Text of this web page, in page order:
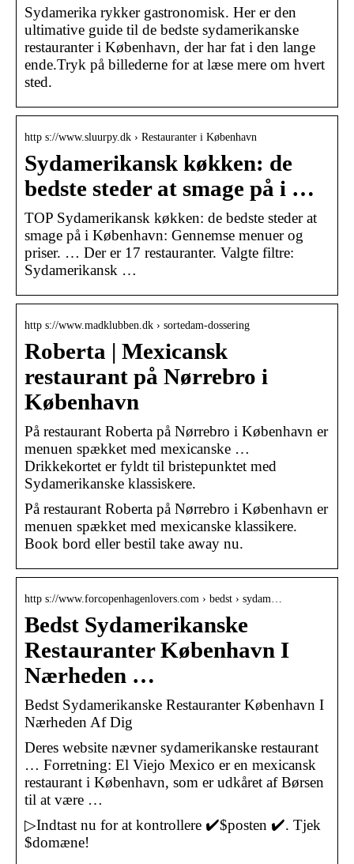
Sydamerika rykker gastronomisk. Her er den
ultimative guide til de bedste sydamerikanske
restauranter i København, der har fat i den lange
ende.Tryk på billederne for at læse mere om hvert
sted.
http s://www.sluurpy.dk › Restauranter i København
Sydamerikansk køkken: de
bedste steder at smage på i …
TOP Sydamerikansk køkken: de bedste steder at
smage på i København: Gennemse menuer og
priser. … Der er 17 restauranter. Valgte filtre:
Sydamerikansk …
http s://www.madklubben.dk › sortedam-dossering
Roberta | Mexicansk
restaurant på Nørrebro i
København
På restaurant Roberta på Nørrebro i København er
menuen spækket med mexicanske …
Drikkekortet er fyldt til bristepunktet med
Sydamerikanske klassiskere.
På restaurant Roberta på Nørrebro i København er
menuen spækket med mexicanske klassikere.
Book bord eller bestil take away nu.
http s://www.forcopenhagenlovers.com › bedst › sydam…
Bedst Sydamerikanske
Restauranter København I
Nærheden …
Bedst Sydamerikanske Restauranter København I
Nærheden Af Dig
Deres website nævner sydamerikanske restaurant
… Forretning: El Viejo Mexico er en mexicansk
restaurant i København, som er udkåret af Børsen
til at være …
▷Indtast nu for at kontrollere ✔️$posten ✔️. Tjek
$domæne!